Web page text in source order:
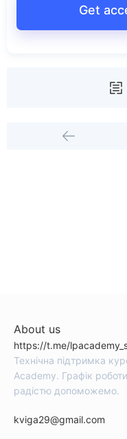
Get
About us
https://t.me/
Технічна підтримка
Academy. Графік
радістю допоможемо.
kviga29@gmail.com